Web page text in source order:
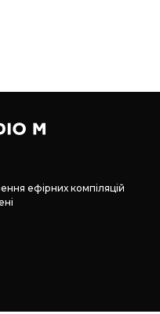
ефірних компіляцій